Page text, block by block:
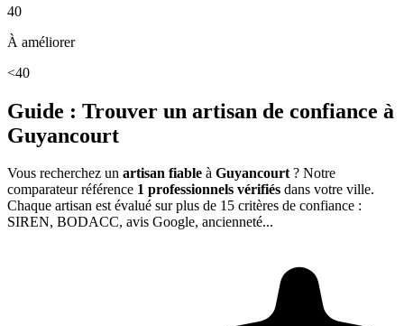
40
À améliorer
<40
Guide : Trouver un artisan de confiance à
Guyancourt
Vous recherchez un artisan fiable à Guyancourt? Notre
comparateur référence 1 professionnels vérifiés dans votre ville.
Chaque artisan est évalué sur plus de 15 critères de confiance :
SIREN, BODACC, avis Google, ancienneté...